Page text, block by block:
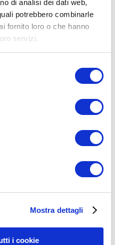
di analisi dei dati web,
potrebbero combinarle
fornito loro o che hanno
servizi.
Mostra dettagli
i cookie